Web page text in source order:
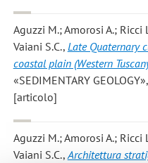
Aguzzi M.; Amorosi A.; Ricci
Vaiani S.C., Late Quaternary
coastal plain (Western
«SEDIMENTARY
[articolo]
Aguzzi M.; Amorosi A.; Ricci
Vaiani S.C.,Architettura